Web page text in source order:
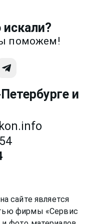
поможем!
и
сайте является
фирмы «Сервис